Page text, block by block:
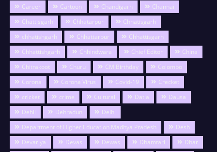
Career
Cartoon Chandigarh
Channai
Chattisgarh
Chhatarpur
Chhatisgarh
chhatishgarh
Chhattarpur
Chhattisgarh
Chhattishgarh
Chhindwara Chief Editor
China
Chitrakoot
Churu CM Birthday
Colombo
Corona
Corona Virus Covid-19
Crecket
cricket
crime Cultural Datia
Dausa
Dehli
Dehradun
Delhi
Department of Higher Education Madhya Pradesh
Desh
Devariya
Devas Dewas Dhamtari
Dhar